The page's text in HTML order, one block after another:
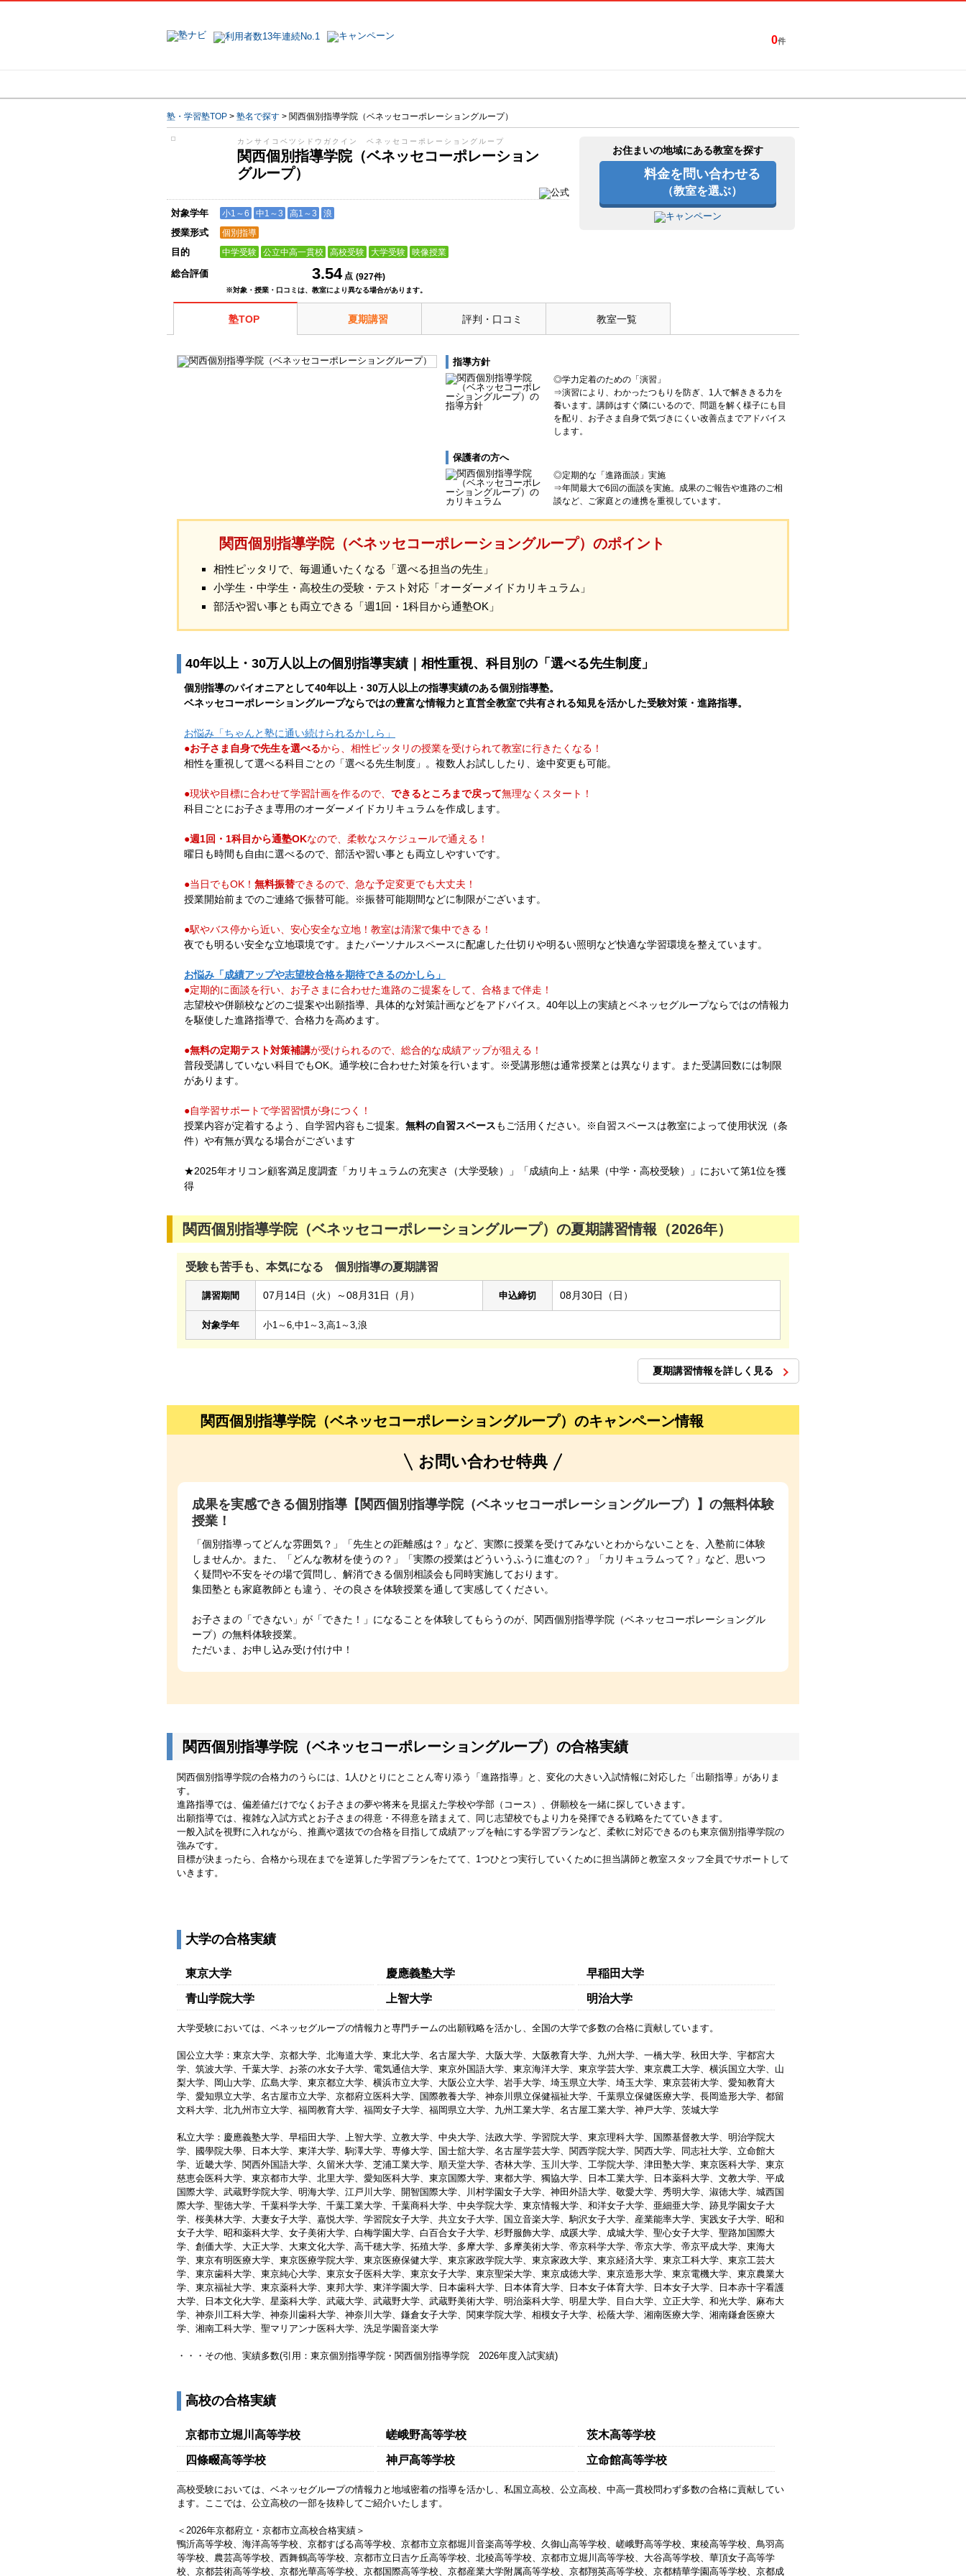
0件
塾・学習塾TOP > 塾名で探す > 関西個別指導学院（ベネッセコーポレーショングループ）
カンサイコベツシドウガクイン ベネッセコーポレーショングループ
関西個別指導学院（ベネッセコーポレーション
グループ）
対象学年 小1～6 中1～3 高1～3 浪
授業形式 個別指導
目的 中学受験 公立中高一貫校 高校受験 大学受験 映像授業
総合評価 3.54点 (927件)
※対象・授業・口コミは、教室により異なる場合があります。
お住まいの地域にある教室を探す
料金を問い合わせる
（教室を選ぶ）
塾TOP 夏期講習 評判・口コミ 教室一覧
指導方針
◎学力定着のための「演習」
⇒演習により、わかったつもりを防ぎ、1人で解ききる力を
養います。講師はすぐ隣にいるので、問題を解く様子にも目
を配り、お子さま自身で気づきにくい改善点までアドバイス
します。
保護者の方へ
◎定期的な「進路面談」実施
⇒年間最大で6回の面談を実施。成果のご報告や進路のご相
談など、ご家庭との連携を重視しています。
関西個別指導学院（ベネッセコーポレーショングループ）のポイント
相性ピッタリで、毎週通いたくなる「選べる担当の先生」
小学生・中学生・高校生の受験・テスト対応「オーダーメイドカリキュラム」
部活や習い事とも両立できる「週1回・1科目から通塾OK」
40年以上・30万人以上の個別指導実績｜相性重視、科目別の「選べる先生制度」
個別指導のパイオニアとして40年以上・30万人以上の指導実績のある個別指導塾。​
ベネッセコーポレーショングループならではの豊富な情報力と直営全教室で共有される知見を活かした受験対策・進路指導。​
お悩み「ちゃんと塾に通い続けられるかしら」
●お子さま自身で先生を選べるから、相性ピッタリの授業を受けられて教室に行きたくなる！
相性を重視して選べる科目ごとの「選べる先生制度」。複数人お試ししたり、途中変更も可能。​
●現状や目標に合わせて学習計画を作るので、 できるところまで戻って無理なくスタート！
科目ごとにお子さま専用のオーダーメイドカリキュラムを作成します。
●週1回・1科目から通塾OKなので、柔軟なスケジュールで通える！
曜日も時間も自由に選べるので、部活や習い事とも両立しやすいです。
●当日でもOK！ 無料振替できるので、急な予定変更でも大丈夫！
授業開始前までのご連絡で振替可能。※振替可能期間などに制限がございます。
●駅やバス停から近い、安心安全な立地！教室は清潔で集中できる！
夜でも明るい安全な立地環境です。またパーソナルスペースに配慮した仕切りや明るい照明など快適な学習環境を整えています。
お悩み「成績アップや志望校合格を期待できるのかしら」
●定期的に面談を行い、お子さまに合わせた進路のご提案をして、合格まで伴走！
志望校や併願校などのご提案や出願指導、具体的な対策計画などをアドバイス。40年以上の実績とベネッセグループならではの情報力
を駆使した進路指導で、合格力を高めます。
●無料の定期テスト対策補講が受けられるので、総合的な成績アップが狙える！
普段受講していない科目でもOK。通学校に合わせた対策を行います。※受講形態は通常授業とは異なります。また受講回数には制限
があります。
●自学習サポートで学習習慣が身につく！​
授業内容が定着するよう、自学習内容もご提案。 無料の自習スペースもご活用ください。※自習スペースは教室によって使用状況（条
件）や有無が異なる場合がございます
★2025年オリコン顧客満足度調査「カリキュラムの充実さ（大学受験）」「成績向上・結果（中学・高校受験）」において第1位を獲
得
関西個別指導学院（ベネッセコーポレーショングループ）の夏期講習情報（2026年）
受験も苦手も、本気になる 個別指導の夏期講習
講習期間 07月14日（火）～08月31日（月） 申込締切 08月30日（日）
対象学年 小1～6,中1～3,高1～3,浪
夏期講習情報を詳しく見る
関西個別指導学院（ベネッセコーポレーショングループ）のキャンペーン情報
お問い合わせ特典
成果を実感できる個別指導【関西個別指導学院（ベネッセコーポレーショングループ）】の無料体験
授業！
「個別指導ってどんな雰囲気？」「先生との距離感は？」など、実際に授業を受けてみないとわからないことを、入塾前に体験
しませんか。また、「どんな教材を使うの？」「実際の授業はどういうふうに進むの？」「カリキュラムって？」など、思いつ
く疑問や不安をその場で質問し、解消できる個別相談会も同時実施しております。
集団塾とも家庭教師とも違う、その良さを体験授業を通して実感してください。
お子さまの「できない」が「できた！」になることを体験してもらうのが、関西個別指導学院（ベネッセコーポレーショングル
ープ）の無料体験授業。
ただいま、お申し込み受け付け中！
関西個別指導学院（ベネッセコーポレーショングループ）の合格実績
関西個別指導学院の合格力のうらには、1人ひとりにとことん寄り添う「進路指導」と、変化の大きい入試情報に対応した「出願指導」がありま
す。
進路指導では、偏差値だけでなくお子さまの夢や将来を見据えた学校や学部（コース）、併願校を一緒に探していきます。
出願指導では、複雑な入試方式とお子さまの得意・不得意を踏まえて、同じ志望校でもより力を発揮できる戦略をたてていきます。
一般入試を視野に入れながら、推薦や選抜での合格を目指して成績アップを軸にする学習プランなど、柔軟に対応できるのも東京個別指導学院の
強みです。
目標が決まったら、合格から現在までを逆算した学習プランをたてて、1つひとつ実行していくために担当講師と教室スタッフ全員でサポートして
いきます。
大学の合格実績
東京大学 慶應義塾大学 早稲田大学
青山学院大学 上智大学 明治大学
大学受験においては、ベネッセグループの情報力と専門チームの出願戦略を活かし、全国の大学で多数の合格に貢献しています。
国公立大学：東京大学、京都大学、北海道大学、東北大学、名古屋大学、大阪大学、大阪教育大学、九州大学、一橋大学、秋田大学、宇都宮大
学、筑波大学、千葉大学、お茶の水女子大学、電気通信大学、東京外国語大学、東京海洋大学、東京学芸大学、東京農工大学、横浜国立大学、山
梨大学、岡山大学、広島大学、東京都立大学、横浜市立大学、大阪公立大学、岩手大学、埼玉県立大学、埼玉大学、東京芸術大学、愛知教育大
学、愛知県立大学、名古屋市立大学、京都府立医科大学、国際教養大学、神奈川県立保健福祉大学、千葉県立保健医療大学、長岡造形大学、都留
文科大学、北九州市立大学、福岡教育大学、福岡女子大学、福岡県立大学、九州工業大学、名古屋工業大学、神戸大学、茨城大学
私立大学：慶應義塾大学、早稲田大学、上智大学、立教大学、中央大学、法政大学、学習院大学、東京理科大学、国際基督教大学、明治学院大
学、國學院大學、日本大学、東洋大学、駒澤大学、専修大学、国士舘大学、名古屋学芸大学、関西学院大学、関西大学、同志社大学、立命館大
学、近畿大学、関西外国語大学、久留米大学、芝浦工業大学、順天堂大学、杏林大学、玉川大学、工学院大学、津田塾大学、東京医科大学、東京
慈恵会医科大学、東京都市大学、北里大学、愛知医科大学、東京国際大学、東都大学、獨協大学、日本工業大学、日本薬科大学、文教大学、平成
国際大学、武蔵野学院大学、明海大学、江戸川大学、開智国際大学、川村学園女子大学、神田外語大学、敬愛大学、秀明大学、淑徳大学、城西国
際大学、聖徳大学、千葉科学大学、千葉工業大学、千葉商科大学、中央学院大学、東京情報大学、和洋女子大学、亜細亜大学、跡見学園女子大
学、桜美林大学、大妻女子大学、嘉悦大学、学習院女子大学、共立女子大学、国立音楽大学、駒沢女子大学、産業能率大学、実践女子大学、昭和
女子大学、昭和薬科大学、女子美術大学、白梅学園大学、白百合女子大学、杉野服飾大学、成蹊大学、成城大学、聖心女子大学、聖路加国際大
学、創価大学、大正大学、大東文化大学、高千穂大学、拓殖大学、多摩大学、多摩美術大学、帝京科学大学、帝京大学、帝京平成大学、東海大
学、東京有明医療大学、東京医療学院大学、東京医療保健大学、東京家政学院大学、東京家政大学、東京経済大学、東京工科大学、東京工芸大
学、東京歯科大学、東京純心大学、東京女子医科大学、東京女子大学、東京聖栄大学、東京成徳大学、東京造形大学、東京電機大学、東京農業大
学、東京福祉大学、東京薬科大学、東邦大学、東洋学園大学、日本歯科大学、日本体育大学、日本女子体育大学、日本女子大学、日本赤十字看護
大学、日本文化大学、星薬科大学、武蔵大学、武蔵野大学、武蔵野美術大学、明治薬科大学、明星大学、目白大学、立正大学、和光大学、麻布大
学、神奈川工科大学、神奈川歯科大学、神奈川大学、鎌倉女子大学、関東学院大学、相模女子大学、松蔭大学、湘南医療大学、湘南鎌倉医療大
学、湘南工科大学、聖マリアンナ医科大学、洗足学園音楽大学
・・・その他、実績多数(引用：東京個別指導学院・関西個別指導学院 2026年度入試実績)
高校の合格実績
京都市立堀川高等学校 嵯峨野高等学校 茨木高等学校
四條畷高等学校 神戸高等学校 立命館高等学校
高校受験においては、ベネッセグループの情報力と地域密着の指導を活かし、私国立高校、公立高校、中高一貫校問わず多数の合格に貢献してい
ます。ここでは、公立高校の一部を抜粋してご紹介いたします。
＜2026年京都府立・京都市立高校合格実績＞
鴨沂高等学校、海洋高等学校、京都すばる高等学校、京都市立京都堀川音楽高等学校、久御山高等学校、嵯峨野高等学校、東稜高等学校、鳥羽高
等学校、農芸高等学校、西舞鶴高等学校、京都市立日吉ケ丘高等学校、北稜高等学校、京都市立堀川高等学校、大谷高等学校、華頂女子高等学
校、京都芸術高等学校、京都光華高等学校、京都国際高等学校、京都産業大学附属高等学校、京都翔英高等学校、京都精華学園高等学校、京都成